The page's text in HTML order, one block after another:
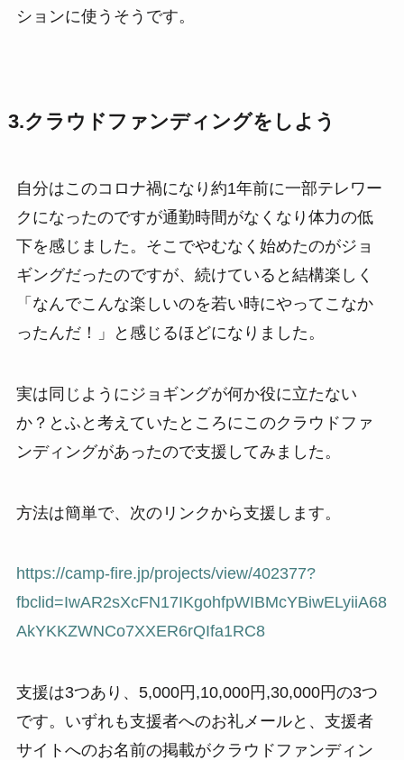
ションに使うそうです。
3.クラウドファンディングをしよう
自分はこのコロナ禍になり約1年前に一部テレワー
クになったのですが通勤時間がなくなり体力の低
下を感じました。そこでやむなく始めたのがジョ
ギングだったのですが、続けていると結構楽しく
「なんでこんな楽しいのを若い時にやってこなか
ったんだ！」と感じるほどになりました。
実は同じようにジョギングが何か役に立たない
か？とふと考えていたところにこのクラウドファ
ンディングがあったので支援してみました。
方法は簡単で、次のリンクから支援します。
https://camp-fire.jp/projects/view/402377?
fbclid=IwAR2sXcFN17IKgohfpWIBMcYBiwELyiiA68
AkYKKZWNCo7XXER6rQIfa1RC8
支援は3つあり、5,000円,10,000円,30,000円の3つ
です。いずれも支援者へのお礼メールと、支援者
サイトへのお名前の掲載がクラウドファンディン